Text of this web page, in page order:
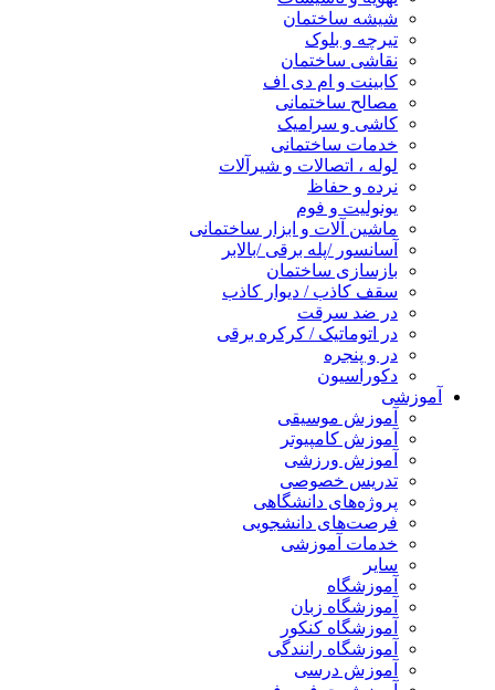
شیشه ساختمان
تیرچه و بلوک
نقاشی ساختمان
کابینت و ام دی اف
مصالح ساختمانی
کاشی و سرامیک
خدمات ساختمانی
لوله ، اتصالات و شیرآلات
نرده و حفاظ
یونولیت و فوم
ماشین آلات و ابزار ساختمانی
آسانسور /پله برقی /بالابر
بازسازی ساختمان
سقف کاذب / دیوار کاذب
در ضد سرقت
در اتوماتیک / کرکره برقی
در و پنجره
دکوراسیون
آموزشی
آموزش موسیقی
آموزش کامپیوتر
آموزش ورزشی
تدریس خصوصی
پروژه‌های دانشگاهی
فرصت‌های دانشجویی
خدمات آموزشی
سایر
آموزشگاه
آموزشگاه زبان
آموزشگاه کنکور
آموزشگاه رانندگی
آموزش درسی